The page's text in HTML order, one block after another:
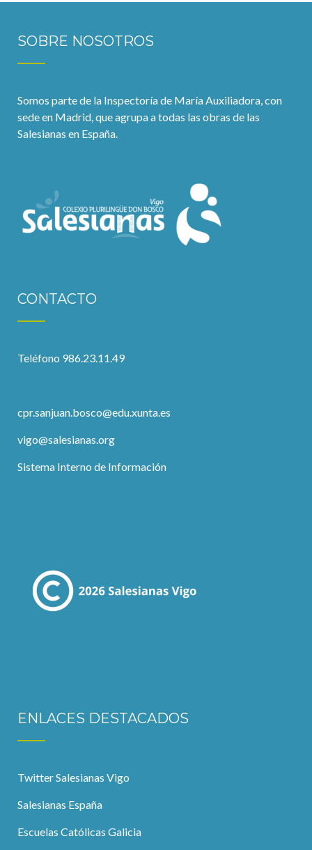
SOBRE NOSOTROS
Somos parte de la Inspectoría de María Auxiliadora, con
sede en Madrid, que agrupa a todas las obras de las
Salesianas en España.
CONTACTO
Teléfono 986.23.11.49
cpr.sanjuan.bosco@edu.xunta.es
vigo@salesianas.org
Sistema Interno de Información
ENLACES DESTACADOS
Twitter Salesianas Vigo
Salesianas España
Escuelas Católicas Galicia